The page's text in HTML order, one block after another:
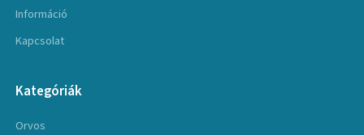
Információ
Kapcsolat
Kategóriák
Orvos